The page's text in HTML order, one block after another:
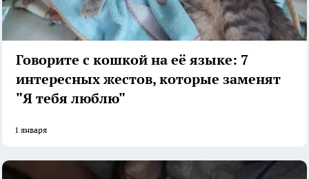
Говорите с кошкой на её языке: 7
интересных жестов, которые заменят
"Я тебя люблю"
1 января